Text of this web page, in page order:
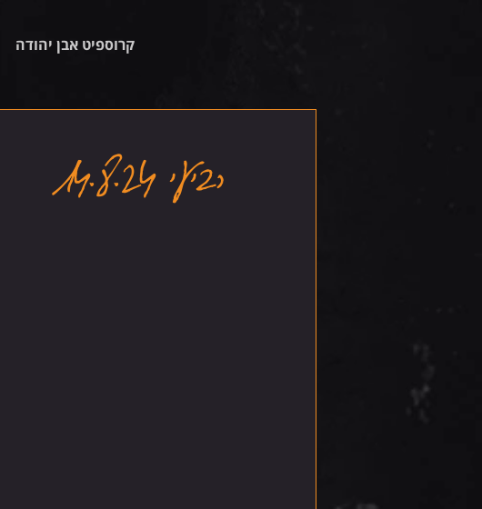
קרוספיט אבן יהודה
רביעי 14.8.24